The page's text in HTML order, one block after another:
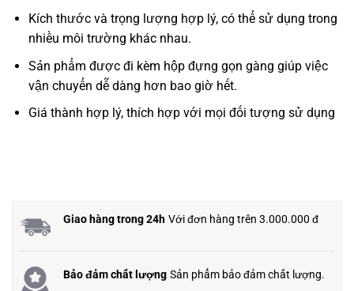
Kích thước và trọng lượng hợp lý, có thể sử dụng trong
nhiều môi trường khác nhau.
Sản phẩm được đi kèm hộp đựng gọn gàng giúp việc
vận chuyển dễ dàng hơn bao giờ hết.
Giá thành hợp lý, thích hợp với mọi đối tượng sử dụng
Giao hàng trong 24h Với đơn hàng trên 3.000.000 đ
Bảo đảm chất lượng Sản phẩm bảo đảm chất lượng.